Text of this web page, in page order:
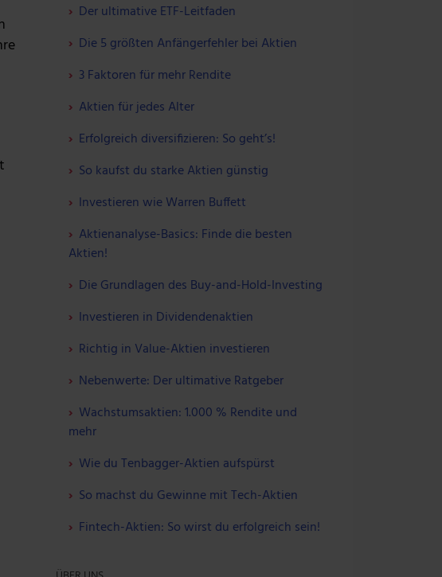
Der ultimative ETF-Leitfaden
Die 5 größten Anfängerfehler bei Aktien
3 Faktoren für mehr Rendite
Aktien für jedes Alter
Erfolgreich diversifizieren: So geht’s!
So kaufst du starke Aktien günstig
Investieren wie Warren Buffett
Aktienanalyse-Basics: Finde die besten
Aktien!
Die Grundlagen des Buy-and-Hold-Investing
Investieren in Dividendenaktien
Richtig in Value-Aktien investieren
Nebenwerte: Der ultimative Ratgeber
Wachstumsaktien: 1.000 % Rendite und
mehr
Wie du Tenbagger-Aktien aufspürst
So machst du Gewinne mit Tech-Aktien
Fintech-Aktien: So wirst du erfolgreich sein!